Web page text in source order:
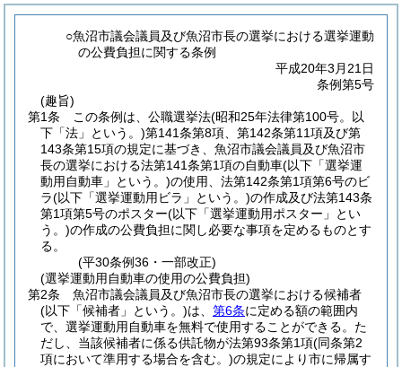
○魚沼市議会議員及び魚沼市長の選挙における選挙運動
の公費負担に関する条例
平成20年3月21日
条例第5号
(趣旨)
第1条
この条例は、公職選挙法(昭和25年法律第100号。以
下「法」という。)第141条第8項、第142条第11項及び第
143条第15項の規定に基づき、魚沼市議会議員及び魚沼市
長の選挙における法第141条第1項の自動車(以下「選挙運
動用自動車」という。)の使用、法第142条第1項第6号のビ
ラ(以下「選挙運動用ビラ」という。)の作成及び法第143条
第1項第5号のポスター(以下「選挙運動用ポスター」とい
う。)の作成の公費負担に関し必要な事項を定めるものとす
る。
(平30条例36・一部改正)
(選挙運動用自動車の使用の公費負担)
第2条
魚沼市議会議員及び魚沼市長の選挙における候補者
(以下「候補者」という。)は、 第6条に定める額の範囲内
で、選挙運動用自動車を無料で使用することができる。 た
だし、当該候補者に係る供託物が法第93条第1項(同条第2
項において準用する場合を含む。)の規定により市に帰属す